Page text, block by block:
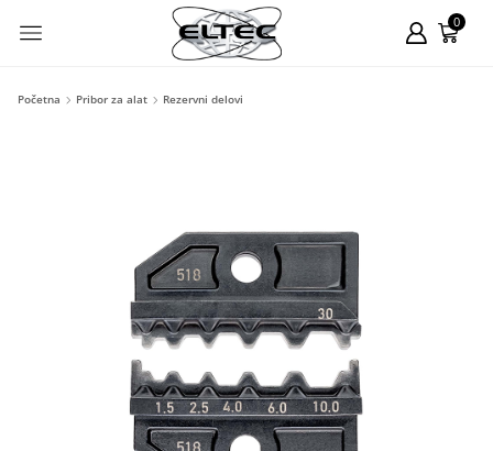
0
Početna Pribor za alat Rezervni delovi